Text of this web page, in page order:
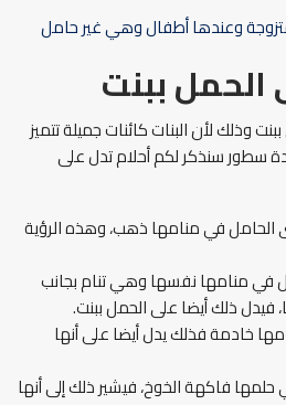
وعندها أطفال وهي غير حامل
الحمل ببنت
وذلك لأن البنات كائنات جميلة تتميز
سطور سنذكر لكم أحلام تدل على
الحامل في منامها ذهب، وهذه الرؤية
في منامها نفسها وهي تنام بجانب
فيدل ذلك أيضا على الحمل ببنت.
خادمة فذلك يدل أيضا على أنها
فاكهة الخوخ، فيشير ذلك إلى أنها